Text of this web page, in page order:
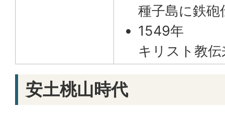
種子島に鉄砲
1549年
キリスト教伝
安土桃山時代